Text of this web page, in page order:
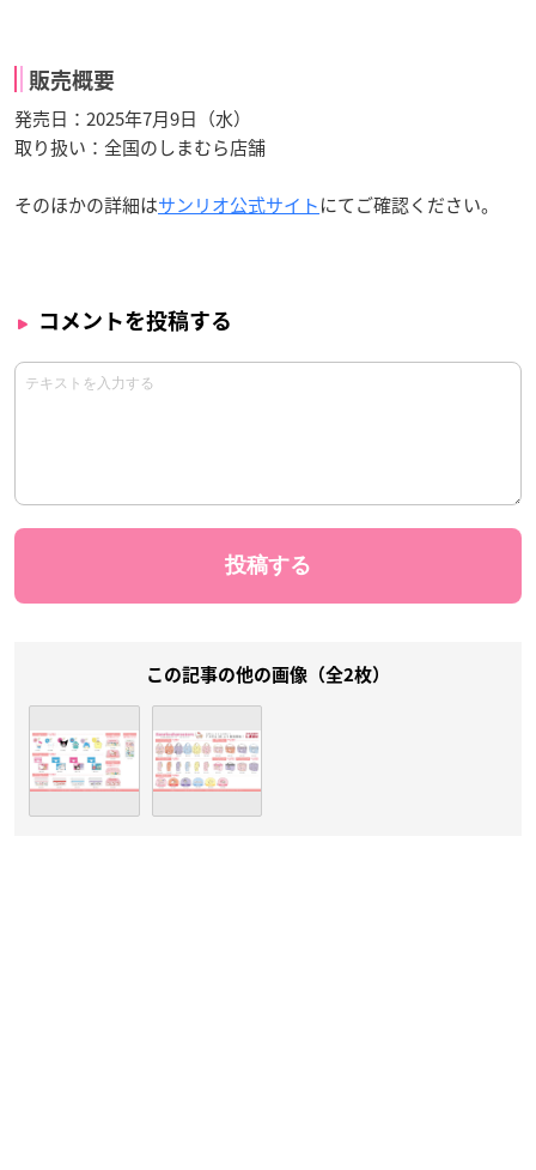
販売概要
発売日：2025年7月9日（水）
取り扱い：全国のしまむら店舗
そのほかの詳細はサンリオ公式サイトにてご確認ください。
コメントを投稿する
この記事の他の画像（全2枚）